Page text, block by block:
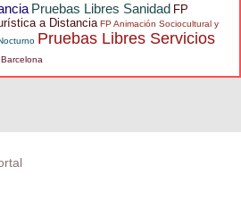
Pruebas Libres Sanidad FP
a Distancia FP Animación Sociocultural y
Pruebas Libres Servicios